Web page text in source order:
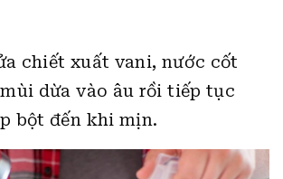
chiết xuất vani, nước cốt
dừa vào âu rồi tiếp tục
bột đến khi mịn.